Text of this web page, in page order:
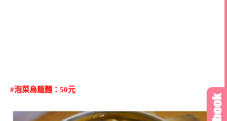
#泡菜烏龍麵：50元